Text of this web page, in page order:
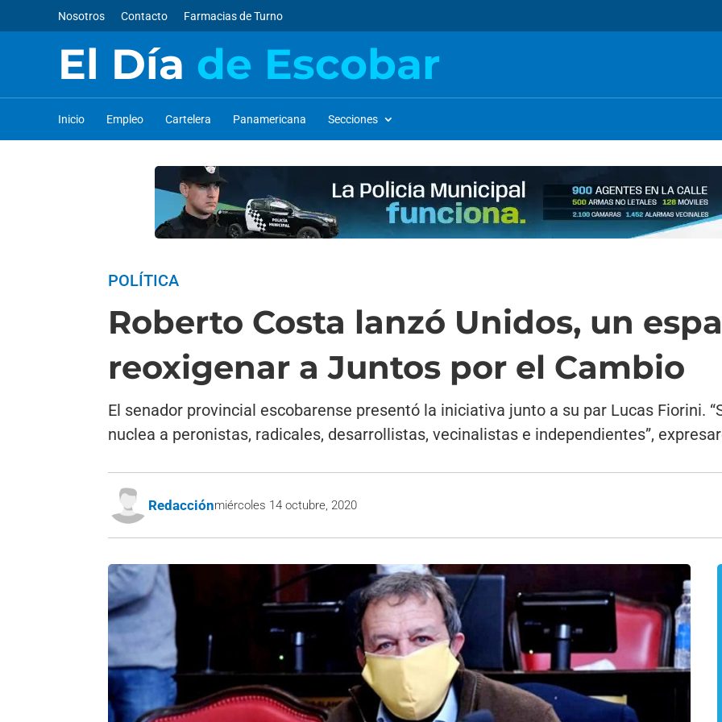
Nosotros Contacto Farmacias de Turno
El Día de Escobar
Inicio Empleo Cartelera Panamericana Secciones
POLÍTICA
Roberto Costa lanzó Unidos, un
reoxigenar a Juntos por el Cambio
El senador provincial escobarense presentó la iniciativa junto a su par Lucas Fiorini.
nuclea a peronistas, radicales, desarrollistas, vecinalistas e independientes”,
Redacciónmiércoles 14 octubre, 2020